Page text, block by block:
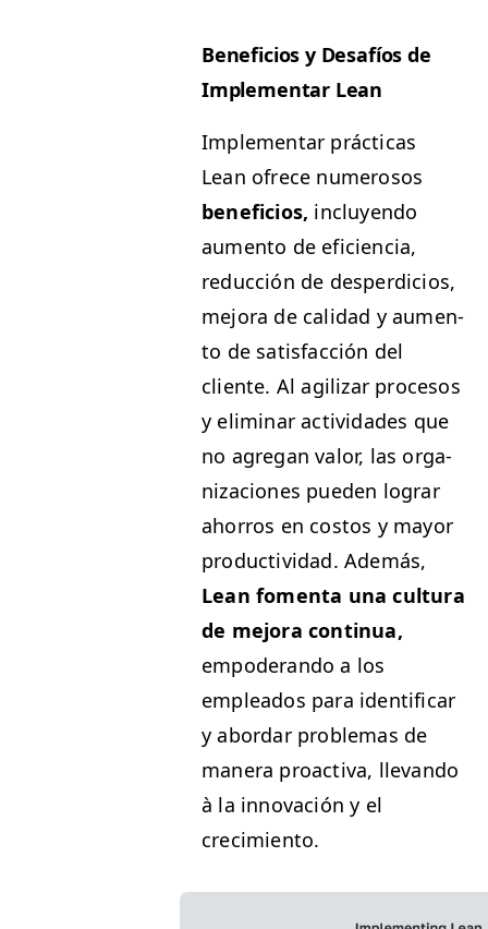
Ben­efi­cios y Desafíos de
Imple­men­tar Lean
Imple­men­tar prác­ti­cas
Lean ofrece numerosos
ben­efi­cios, incluyen­do
aumen­to de efi­cien­cia,
reduc­ción de des­perdi­cios,
mejo­ra de cal­i­dad y aumen­
to de sat­is­fac­ción del
cliente. Al agilizar pro­ce­sos
y elim­i­nar activi­dades que
no agre­gan val­or, las orga­
ni­za­ciones pueden lograr
ahor­ros en cos­tos y may­or
pro­duc­tivi­dad. Además,
Lean fomen­ta una cul­tura
de mejo­ra con­tin­ua,
empoderan­do a los
emplea­d­os para iden­ti­ficar
y abor­dar prob­le­mas de
man­era proac­ti­va, lle­van­do
à la inno­vación y el
crecimiento.